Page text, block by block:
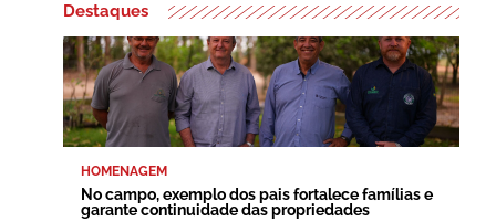
Destaques
HOMENAGEM
No campo, exemplo dos pais fortalece famílias e
garante continuidade das propriedades